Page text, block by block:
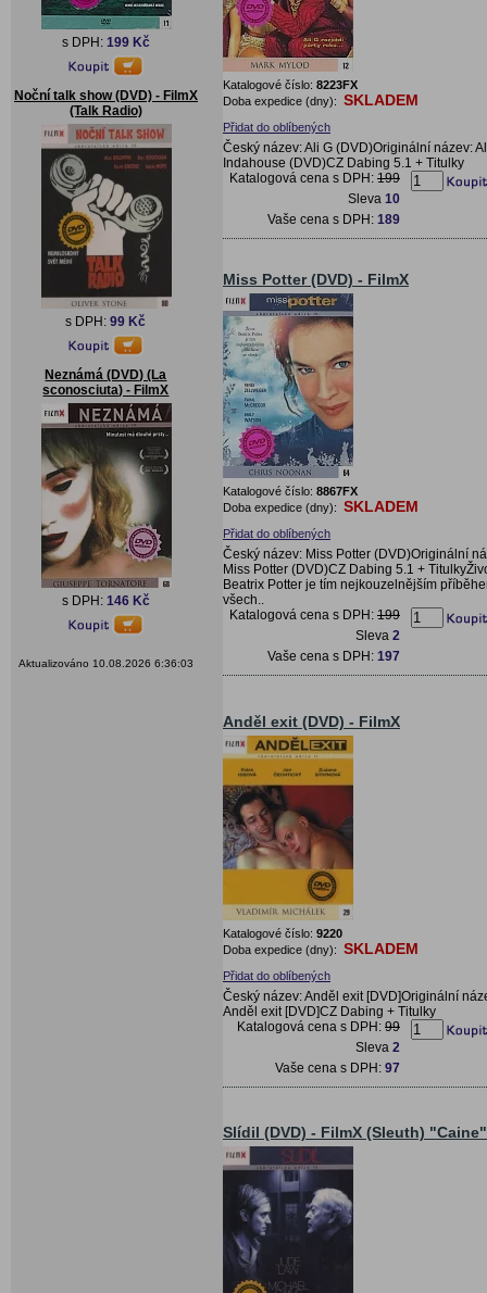
s DPH: 199 Kč
Noční talk show (DVD) - FilmX
(Talk Radio)
s DPH:99 Kč
Neznámá (DVD) (La
sconosciuta) - FilmX
s DPH: 146 Kč
Aktualizováno 10.08.2026 6:36:03
Katalogové číslo: 8223FX
Doba expedice (dny): SKLADEM
Přidat do oblíbených
Český název: Ali G (DVD)Originální název:
Indahouse (DVD)CZ Dabing 5.1 + Titulky
Katalogová cena s DPH: 199
Sleva 10
Vaše cena s DPH: 189
Miss Potter (DVD) - FilmX
Katalogové číslo: 8867FX
Doba expedice (dny): SKLADEM
Přidat do oblíbených
Český název: Miss Potter (DVD)Originální
Miss Potter (DVD)CZ Dabing 5.1 +
Beatrix Potter je tím nejkouzelnějším
všech..
Katalogová cena s DPH: 199
Sleva 2
Vaše cena s DPH: 197
Anděl exit (DVD) - FilmX
Katalogové číslo: 9220
Doba expedice (dny): SKLADEM
Přidat do oblíbených
Český název: Anděl exit [DVD]Originální
Anděl exit [DVD]CZ Dabing + Titulky
Katalogová cena s DPH: 99
Sleva 2
Vaše cena s DPH: 97
Slídil (DVD) - FilmX (Sleuth) "Caine"